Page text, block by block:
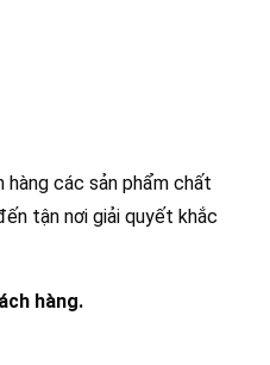
hàng các sản phẩm chất
tận nơi giải quyết khắc
hàng.